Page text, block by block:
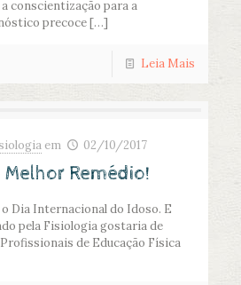
conscientização para a
precoce[…]
Leia Mais
em 02/10/2017
Melhor Remédio!
o Dia Internacional do Idoso. E
pela Fisiologia gostaria de
de Educação Física